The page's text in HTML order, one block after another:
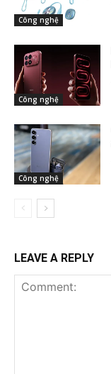
Công nghệ
Công nghệ
Công nghệ
LEAVE A REPLY